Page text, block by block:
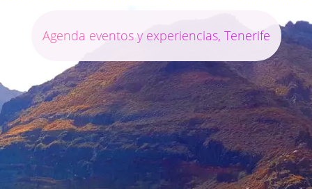
Agenda eventos y experiencias, Tenerife